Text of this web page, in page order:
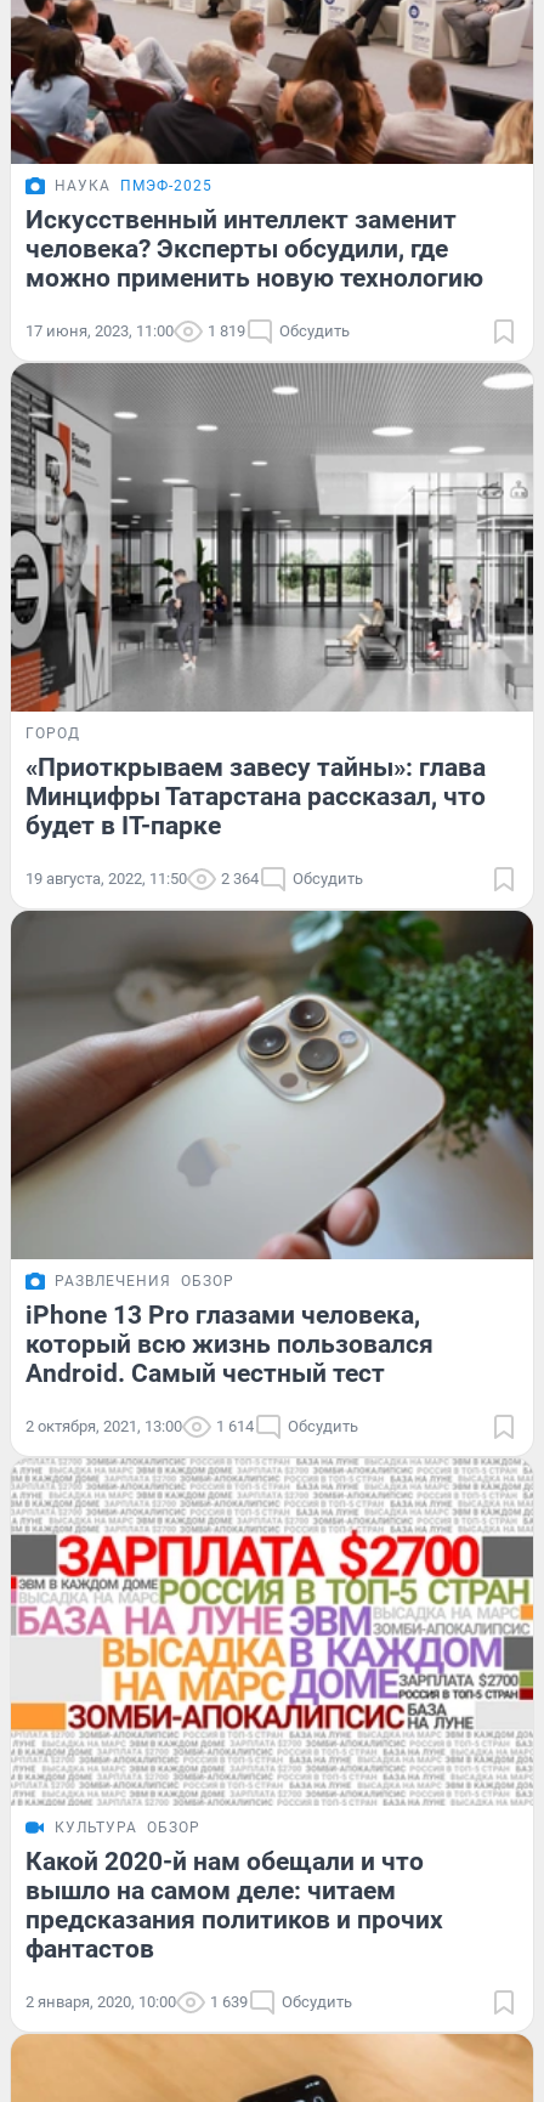
НАУКА ПМЭФ-2025
Искусственный интеллект заменит
человека? Эксперты обсудили, где
можно применить новую технологию
17 июня, 2023, 11:00 1 819 Обсудить
ГОРОД
«Приоткрываем завесу тайны»: глава
Минцифры Татарстана рассказал, что
будет в IT-парке
19 августа, 2022, 11:50 2 364 Обсудить
РАЗВЛЕЧЕНИЯ ОБЗОР
iPhone 13 Pro глазами человека,
который всю жизнь пользовался
Android. Самый честный тест
2 октября, 2021, 13:00 1 614 Обсудить
КУЛЬТУРА ОБЗОР
Какой 2020-й нам обещали и что
вышло на самом деле: читаем
предсказания политиков и прочих
фантастов
2 января, 2020, 10:00 1 639 Обсудить